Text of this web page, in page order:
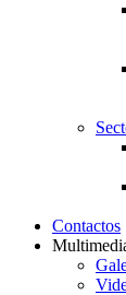
Contactos